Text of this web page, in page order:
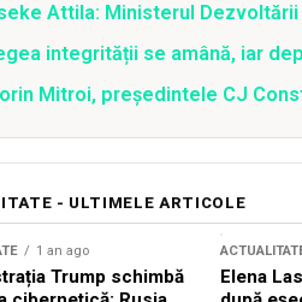
Attila: Ministerul Dezvoltării
integrității se amână, iar
Mitroi, preşedintele CJ
- ULTIMELE ARTICOLE
1 an ago
Trump schimbă
Elena